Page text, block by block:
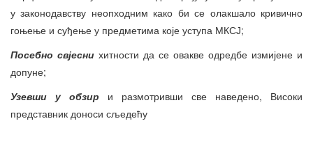
у законодавству неопходним како би се олакшало кривично
гоњење и суђење у предметима које уступа МКСЈ;
Посебно свјесни хитности да се овакве одредбе измијене и
допуне;
Узевши у обзир и размотривши све наведено, Високи
представник доноси сљедећу